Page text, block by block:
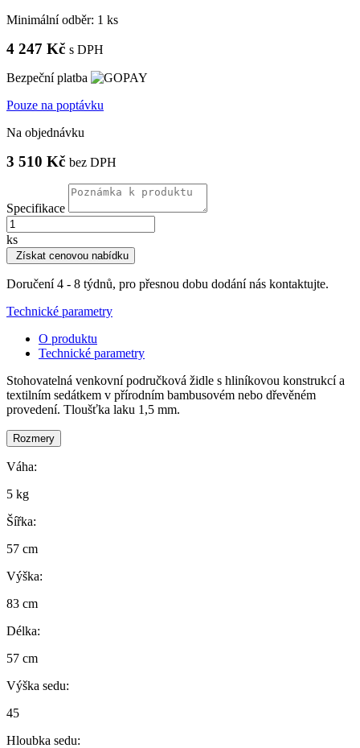
Minimální odběr: 1 ks
4 247 Kč s DPH
Bezpeční platba
Pouze na poptávku
Na objednávku
3 510 Kč bez DPH
Specifikace
ks
Získat cenovou nabídku
Doručení 4 - 8 týdnů, pro přesnou dobu dodání nás kontaktujte.
Technické parametry
O produktu
Technické parametry
Stohovatelná venkovní područková židle s hliníkovou konstrukcí a
textilním sedátkem v přírodním bambusovém nebo dřevěném
provedení. Tloušťka laku 1,5 mm.
Rozmery
Váha:
5 kg
Šířka:
57 cm
Výška:
83 cm
Délka:
57 cm
Výška sedu:
45
Hloubka sedu: